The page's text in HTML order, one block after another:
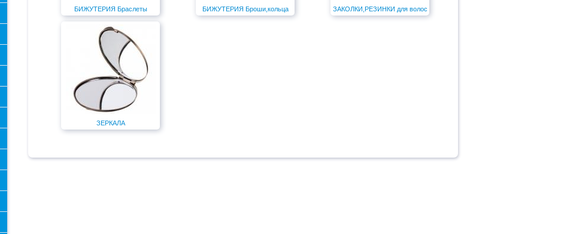
БИЖУТЕРИЯ Браслеты БИЖУТЕРИЯ Броши,кольца ЗАКОЛКИ,РЕЗИНКИ для волос
ЗЕРКАЛА